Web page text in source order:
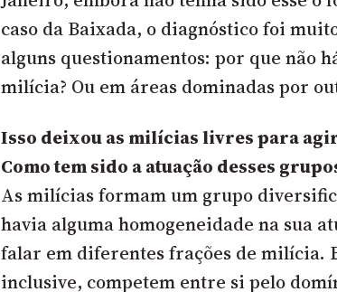
caso da Baixada, o diagnóstico foi
alguns questionamentos: por que não
milícia? Ou em áreas dominadas por
Isso deixou as milícias livres para
Como tem sido a atuação desses
As milícias formam um grupo
havia alguma homogeneidade na sua
falar em diferentes frações de milícia.
inclusive, competem entre si pelo